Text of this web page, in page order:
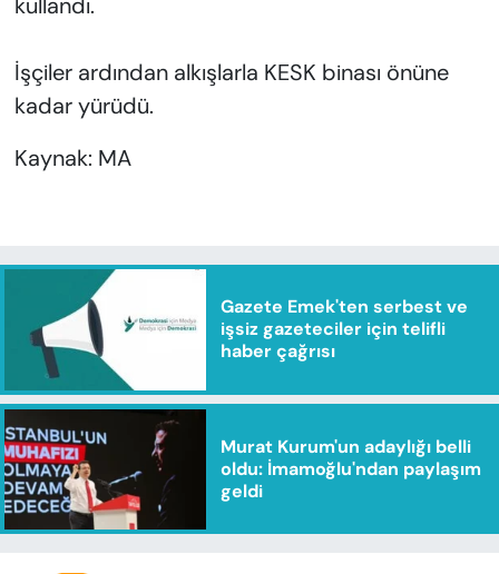
kullandı.
İşçiler ardından alkışlarla KESK binası önüne
kadar yürüdü.
Kaynak: MA
Gazete Emek'ten serbest ve
işsiz gazeteciler için telifli
haber çağrısı
Murat Kurum'un adaylığı belli
oldu: İmamoğlu'ndan paylaşım
geldi